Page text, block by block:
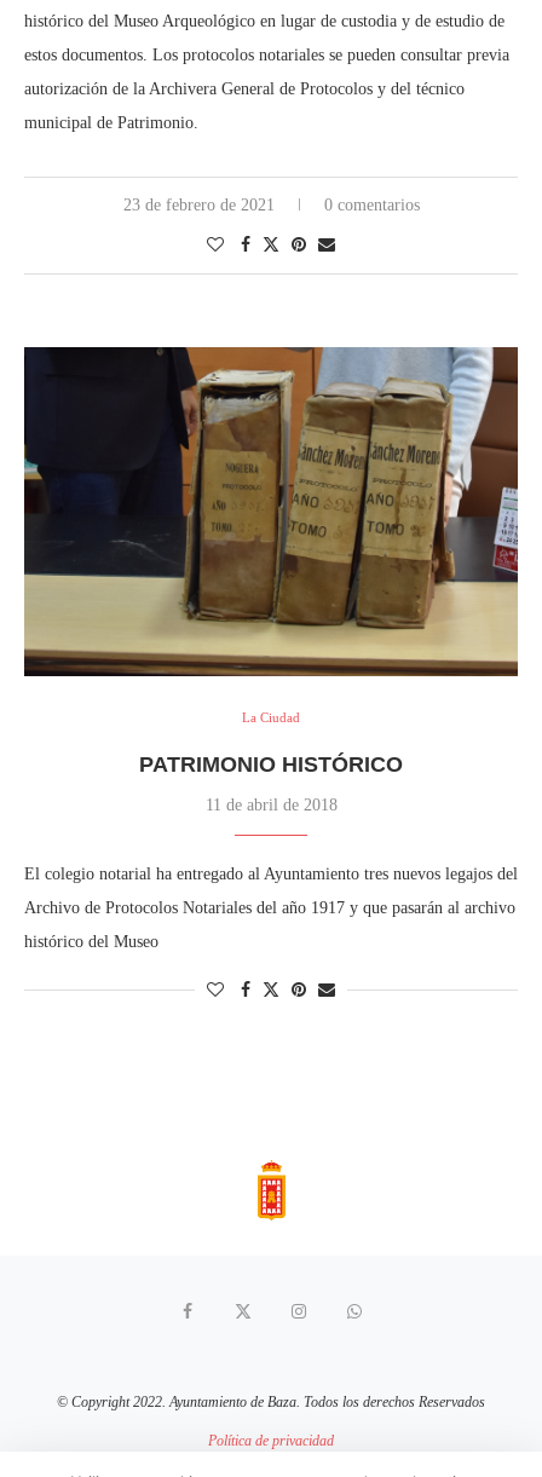
histórico del Museo Arqueológico en lugar de custodia y de estudio de
estos documentos. Los protocolos notariales se pueden consultar previa
autorización de la Archivera General de Protocolos y del técnico
municipal de Patrimonio.
23 de febrero de 2021 0 comentarios
La Ciudad
PATRIMONIO HISTÓRICO
11 de abril de 2018
El colegio notarial ha entregado al Ayuntamiento tres nuevos legajos del
Archivo de Protocolos Notariales del año 1917 y que pasarán al archivo
histórico del Museo
© Copyright 2022. Ayuntamiento de Baza. Todos los derechos Reservados
Política de privacidad